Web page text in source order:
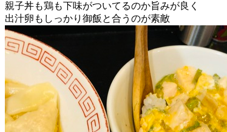
親子丼も鶏も下味がついてるのか旨みが良く
出汁卵もしっかり御飯と合うのが素敵